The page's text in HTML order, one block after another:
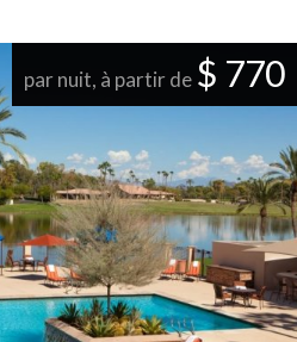
par nuit, à partir de $ 770